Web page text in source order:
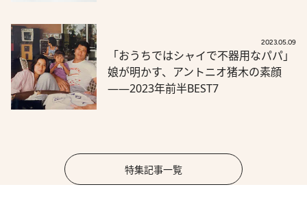
2023.05.09
「おうちではシャイで不器用なパパ」
娘が明かす、アントニオ猪木の素顔
――2023年前半BEST7
特集記事一覧